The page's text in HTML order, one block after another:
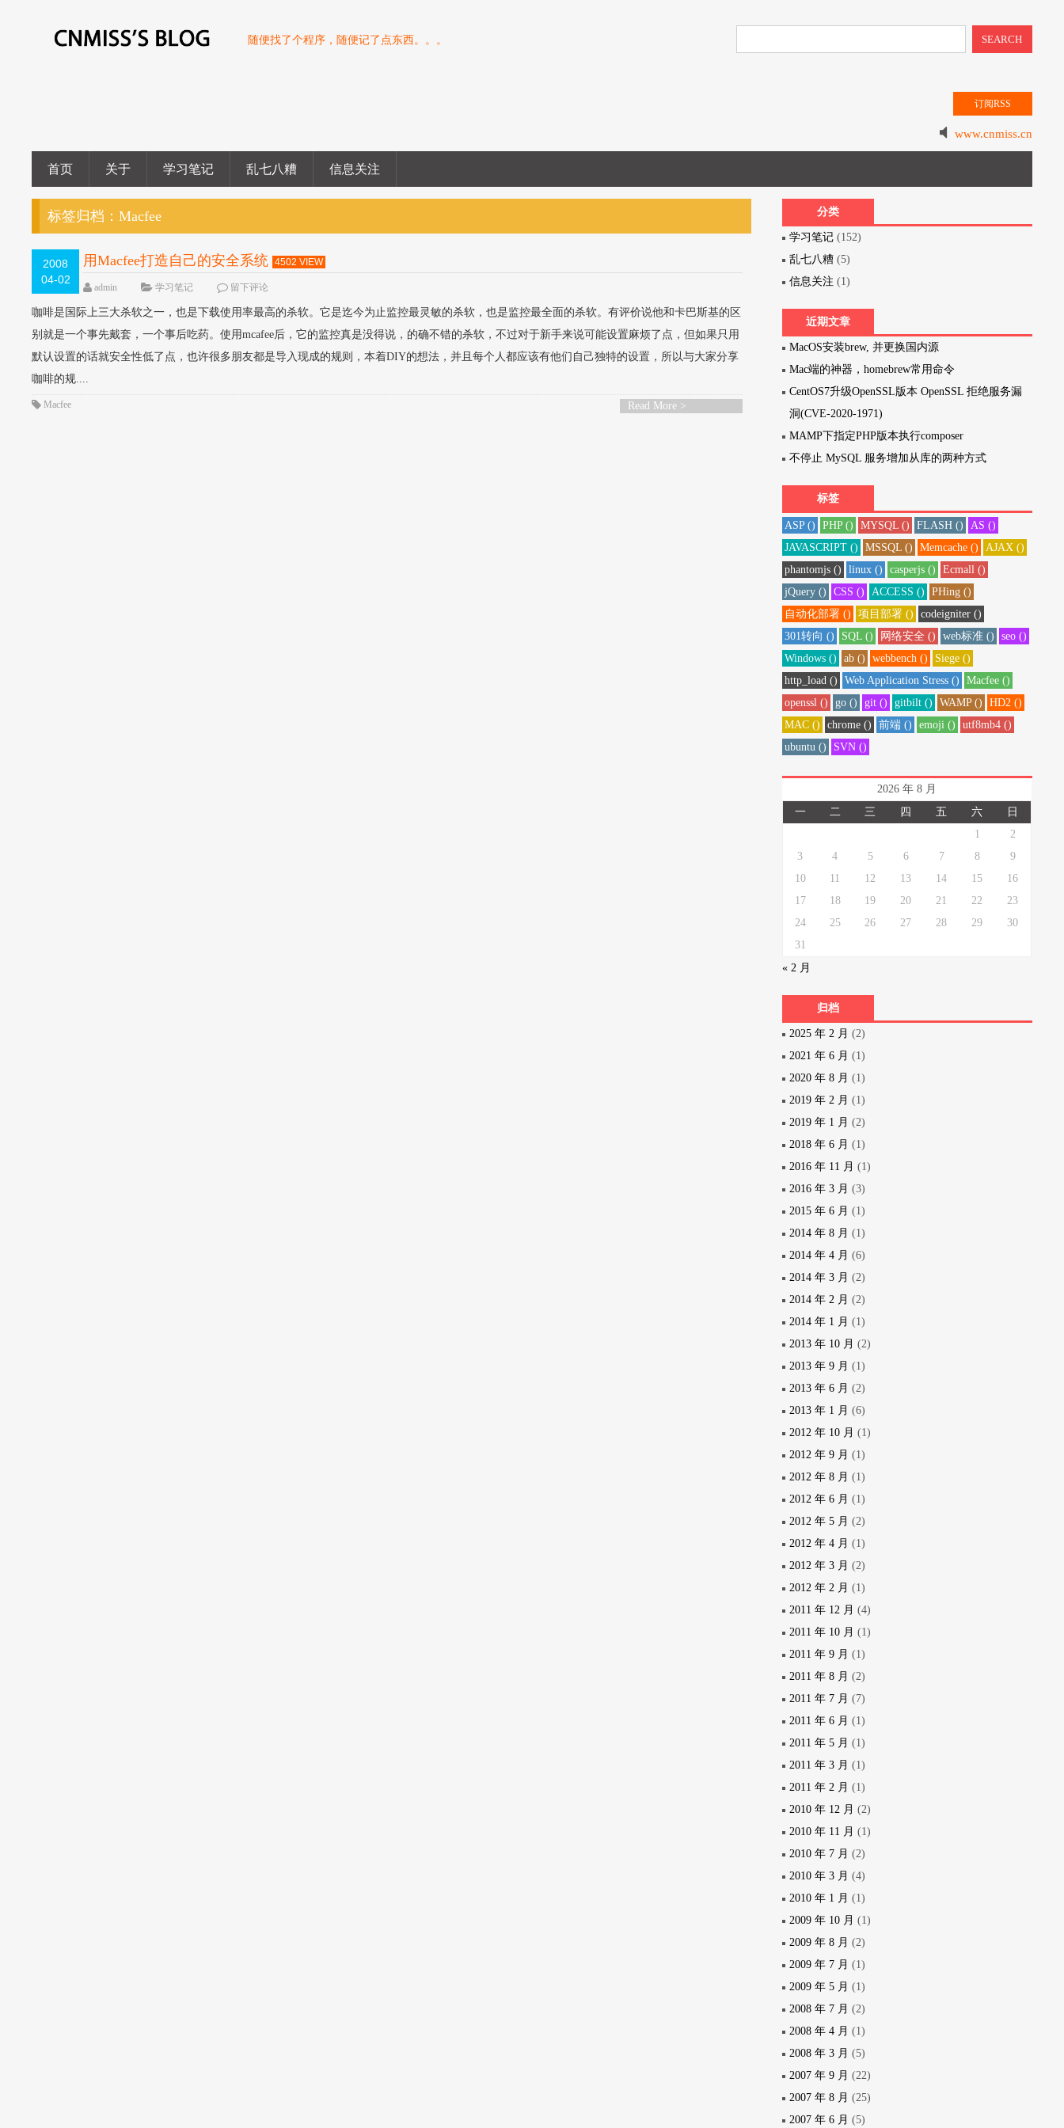
随便找了个程序，随便记了点东西。。。 SEARCH
订阅RSS
www.cnmiss.cn
首页 关于 学习笔记 乱七八糟 信息关注
标签归档：Macfee
2008
04-02
用Macfee打造自己的安全系统 4502 VIEW
admin 学习笔记 留下评论
咖啡是国际上三大杀软之一，也是下载使用率最高的杀软。它是迄今为止监控最灵敏的杀软，也是监控最全面的杀软。有评价说他和卡巴斯基的区
别就是一个事先戴套，一个事后吃药。使用mcafee后，它的监控真是没得说，的确不错的杀软，不过对于新手来说可能设置麻烦了点，但如果只用
默认设置的话就安全性低了点，也许很多朋友都是导入现成的规则，本着DIY的想法，并且每个人都应该有他们自己独特的设置，所以与大家分享
咖啡的规....
Read More >
Macfee
分类
学习笔记 (152)
乱七八糟 (5)
信息关注 (1)
近期文章
MacOS安装brew, 并更换国内源
Mac端的神器，homebrew常用命令
CentOS7升级OpenSSL版本 OpenSSL 拒绝服务漏
洞(CVE-2020-1971)
MAMP下指定PHP版本执行composer
不停止 MySQL 服务增加从库的两种方式
标签
ASP () PHP () MYSQL () FLASH ()
AS ()
JAVASCRIPT ()
MSSQL () Memcache ()
AJAX ()
phantomjs ()
linux () casperjs ()
Ecmall ()
jQuery ()
CSS () ACCESS ()
PHing ()
自动化部署 ()
项目部署 ()
codeigniter ()
301转向 ()
SQL () 网络安全 () web标准 ()
seo ()
Windows ()
ab () webbench ()
Siege ()
http_load ()
Web Application Stress ()
Macfee ()
openssl ()
go () git () gitbilt () WAMP ()
HD2 ()
MAC ()
chrome () 前端 () emoji ()
utf8mb4 ()
ubuntu ()
SVN ()
2026 年 8 月
一
二 三 四 五 六
日
1
2
3
4 5 6 7 8
9
10
11 12 13 14 15
16
17
18 19 20 21 22
23
24
25 26 27 28 29
30
31
« 2 月
归档
2025 年 2 月 (2)
2021 年 6 月 (1)
2020 年 8 月 (1)
2019 年 2 月 (1)
2019 年 1 月 (2)
2018 年 6 月 (1)
2016 年 11 月 (1)
2016 年 3 月 (3)
2015 年 6 月 (1)
2014 年 8 月 (1)
2014 年 4 月 (6)
2014 年 3 月 (2)
2014 年 2 月 (2)
2014 年 1 月 (1)
2013 年 10 月 (2)
2013 年 9 月 (1)
2013 年 6 月 (2)
2013 年 1 月 (6)
2012 年 10 月 (1)
2012 年 9 月 (1)
2012 年 8 月 (1)
2012 年 6 月 (1)
2012 年 5 月 (2)
2012 年 4 月 (1)
2012 年 3 月 (2)
2012 年 2 月 (1)
2011 年 12 月 (4)
2011 年 10 月 (1)
2011 年 9 月 (1)
2011 年 8 月 (2)
2011 年 7 月 (7)
2011 年 6 月 (1)
2011 年 5 月 (1)
2011 年 3 月 (1)
2011 年 2 月 (1)
2010 年 12 月 (2)
2010 年 11 月 (1)
2010 年 7 月 (2)
2010 年 3 月 (4)
2010 年 1 月 (1)
2009 年 10 月 (1)
2009 年 8 月 (2)
2009 年 7 月 (1)
2009 年 5 月 (1)
2008 年 7 月 (2)
2008 年 4 月 (1)
2008 年 3 月 (5)
2007 年 9 月 (22)
2007 年 8 月 (25)
2007 年 6 月 (5)